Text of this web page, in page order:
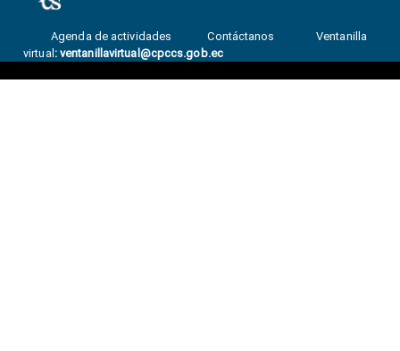
Agenda de actividades Contáctanos
Ventanilla
virtual : ventanillavirtual@cpccs.gob.ec